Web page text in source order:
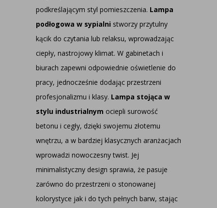
podkreślającym styl pomieszczenia. Lampa
podłogowa w sypialni stworzy przytulny
kącik do czytania lub relaksu, wprowadzając
ciepły, nastrojowy klimat. W gabinetach i
biurach zapewni odpowiednie oświetlenie do
pracy, jednocześnie dodając przestrzeni
profesjonalizmu i klasy. Lampa stojąca w
stylu industrialnym ociepli surowość
betonu i cegły, dzięki swojemu złotemu
wnętrzu, a w bardziej klasycznych aranżacjach
wprowadzi nowoczesny twist. Jej
minimalistyczny design sprawia, że pasuje
zarówno do przestrzeni o stonowanej
kolorystyce jak i do tych pełnych barw, stając